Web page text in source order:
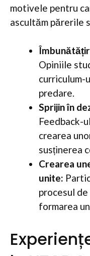
motivele pentru
ascultăm părerile
Opiniile
curriculum-
predare.
Sprijin în
Feedback-
crearea
susținerea
Crearea
unite:
procesul
formarea